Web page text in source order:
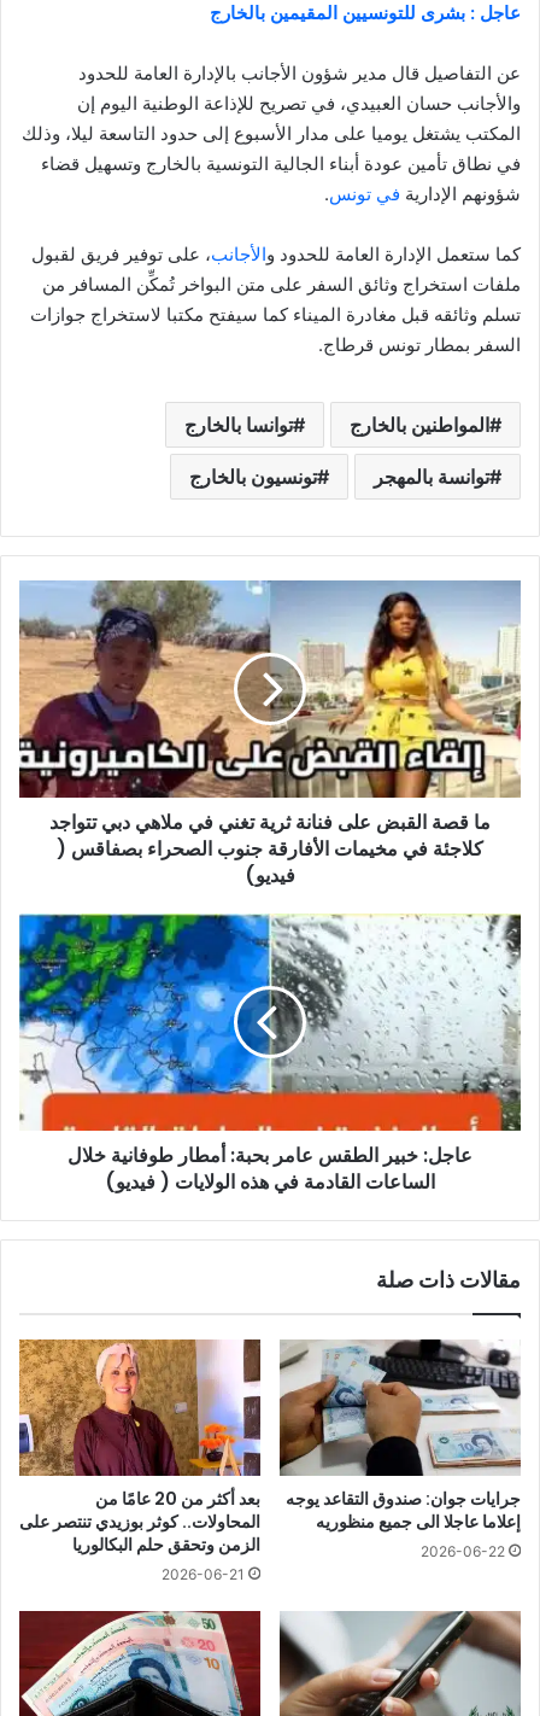
عاجل : بشرى للتونسيين المقيمين بالخارج
عن التفاصيل قال مدير شؤون الأجانب بالإدارة العامة للحدود
والأجانب حسان العبيدي، في تصريح للإذاعة الوطنية اليوم إن
المكتب يشتغل يوميا على مدار الأسبوع إلى حدود التاسعة ليلا، وذلك
في نطاق تأمين عودة أبناء الجالية التونسية بالخارج وتسهيل قضاء
شؤونهم الإدارية في تونس.
كما ستعمل الإدارة العامة للحدود والأجانب، على توفير فريق لقبول
ملفات استخراج وثائق السفر على متن البواخر تُمكِّن المسافر من
تسلم وثائقه قبل مغادرة الميناء كما سيفتح مكتبا لاستخراج جوازات
السفر بمطار تونس قرطاج.
المواطنين بالخارج توانسا بالخارج
توانسة بالمهجر تونسيون بالخارج
ما
قصة
القبض
على
فنانة
ثرية
تغني
في
ملاهي
تتواجد
مخيمات
الأفارقة
جنوب
الصحراء
بصفاقس
(
فيديو)
ما قصة القبض على فنانة ثرية تغني في ملاهي دبي تتواجد
كلاجئة في مخيمات الأفارقة جنوب الصحراء بصفاقس (
فيديو)
عاجل:
خبير
الطقس
عامر
بحبة:
أمطار
طوفانية
خلال
الساعات
فيديو)
عاجل: خبير الطقس عامر بحبة: أمطار طوفانية خلال
الساعات القادمة في هذه الولايات ( فيديو)
مقالات ذات صلة
جرايات جوان: صندوق التقاعد يوجه
إعلاما عاجلا الى جميع منظوريه
2026-06-22
بعد أكثر من 20 عامًا من
المحاولات.. كوثر بوزيدي تنتصر على
الزمن وتحقق حلم البكالوريا
2026-06-21